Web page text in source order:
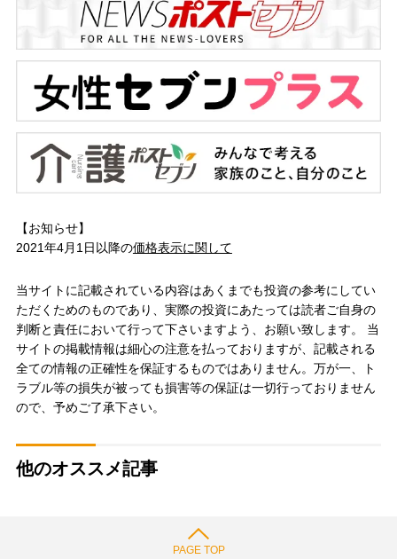
【お知らせ】
2021年4月1日以降の価格表示に関して
当サイトに記載されている内容はあくまでも投資の参考にしてい
ただくためのものであり、実際の投資にあたっては読者ご自身の
判断と責任において行って下さいますよう、お願い致します。 当
サイトの掲載情報は細心の注意を払っておりますが、記載される
全ての情報の正確性を保証するものではありません。万が一、ト
ラブル等の損失が被っても損害等の保証は一切行っておりません
ので、予めご了承下さい。
他のオススメ記事
PAGE TOP